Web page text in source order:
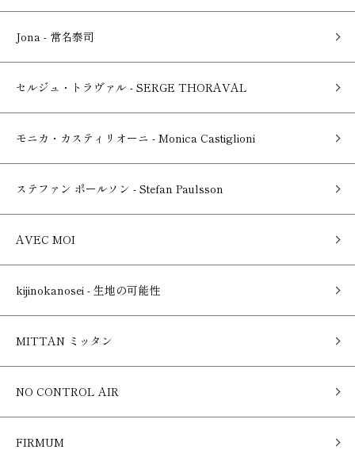
Jona - 常名泰司
セルジュ・トラヴァル - SERGE THORAVAL
モニカ・カスティリオーニ - Monica Castiglioni
ステファン ポールソン - Stefan Paulsson
AVEC MOI
kijinokanosei - 生地の可能性
MITTAN ミッタン
NO CONTROL AIR
FIRMUM